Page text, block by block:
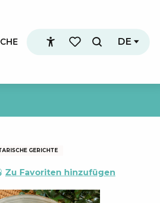
Accessibilité
Voir les favoris
Suche
DE
GERICHTE
aux favoris
Zu Favoriten hinzufügen